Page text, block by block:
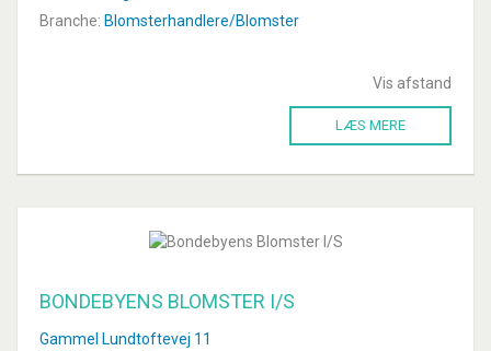
Branche: Blomsterhandlere/Blomster
Vis afstand
LÆS MERE
BONDEBYENS BLOMSTER I/S
Gammel Lundtoftevej 11